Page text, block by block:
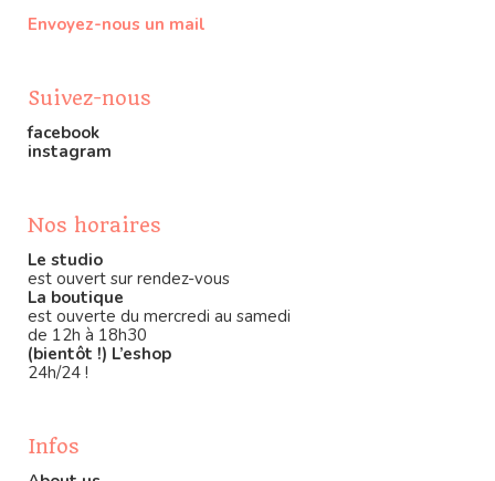
Envoyez-nous un mail
Suivez-nous
facebook
instagram
Nos horaires
Le studio
est ouvert sur rendez-vous
La boutique
est ouverte du mercredi au samedi
de 12h à 18h30
(bientôt !) L’eshop
24h/24 !
Infos